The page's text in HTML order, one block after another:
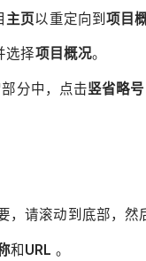
主页以重定向到 项目
选择项目概况。
分中，点击竖省略号
，请滚动到底部，然
和URL 。